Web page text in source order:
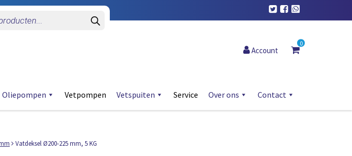
Account
0
Oliepompen Vetpompen Vetspuiten Service Over ons Contact
Vatdeksel Ø200-225 mm, 5 KG